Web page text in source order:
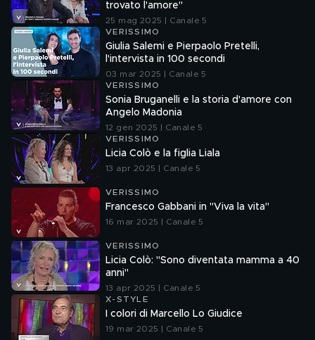
trovato l'amore"
25 mag 2025 | Canale 5
VERISSIMO
Giulia Salemi e Pierpaolo Pretelli,
l'intervista in 100 secondi
03 mar 2025 | Canale 5
VERISSIMO
Sonia Bruganelli e la storia d'amore con
Angelo Madonia
12 gen 2025 | Canale 5
VERISSIMO
Licia Colò e la figlia Liala
13 apr 2025 | Canale 5
VERISSIMO
Francesco Gabbani in "Viva la vita"
16 mar 2025 | Canale 5
VERISSIMO
Licia Colò: "Sono diventata mamma a 40
anni"
13 apr 2025 | Canale 5
X-STYLE
I colori di Marcello Lo Giudice
19 mar 2025 | Canale 5